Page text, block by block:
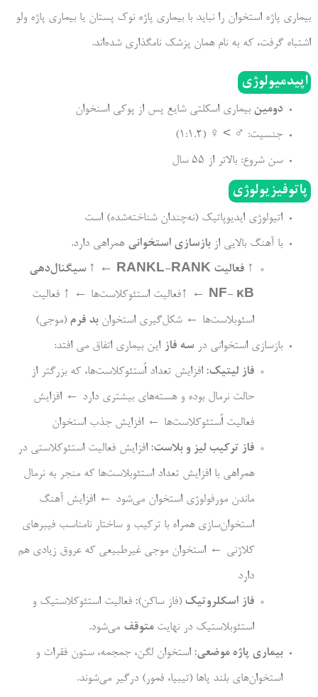
بیماری پاژه استخوان را نباید با بیماری پاژه نوک پستان یا بیماری پاژه ولو
اشتباه گرفت، که به نام همان پزشک نامگذاری شده‌اند.
اپیدمیولوژی
دومین بیماری اسکلتی شایع پس از پوکی اسنخوان
جنسیت: ♂ > ♀ (1:1.2)
سن شروع: بالاتر از 55 سال
پاتوفیزیولوژی
اتیولوژی ایدیوپاتیک (نه‌چندان شناخته‌شده) است
با آهنگ بالایی ازبازسازی استخوانی همراهی دارد.
↑ فعالیت RANKL-RANK
←
↑ سیگنال‌دهی
NF- κB ← ↑فعالیت استئوکلاست‌ها ← ↑ فعالیت
اسئوبلاست‌ها ← شکل‌گیری استخوانبد فرم (موجی)
بازسازی استخوانی در سه فاز این بیماری اتفاق می افتد:
فاز لیتیک: افزایش تعداد اُستئوکلاست‌ها، که بزرگتر از
حالت نرمال بوده و هسته‌های بیشتری دارد ← افزایش
فعالیت اُستئوکلاست‌ها ← افزایش جذب استخوان
فاز ترکیب لیز و بلاست: افزایش فعالیت استئوکلاستی در
همراهی با افزایش تعداد استئوبلاست‌ها که منجر به نرمال
ماندن مورفولوژی استخوان می‌شود ← افزایش آهنگ
استخوان‌سازی همراه با ترکیب و ساختار نامناسب فیبرهای
کلاژنی ← استخوان موجی غیرطبیعی که عروق زیادی هم
دارد
فاز اسکلروتیک (فاز ساکن): فعالیت استئوکلاستیک و
استئوبلاستیک در نهایتمتوقف می‌شود.
بیماری پاژه موضعی: استخوان لگن، جمجمه، ستون فقرات و
استخوان‌های بلند پاها (تیبیا، فمور) درگیر می‌شوند.